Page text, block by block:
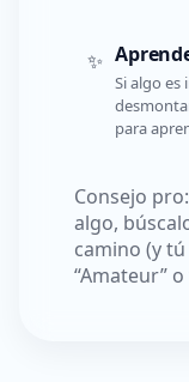
✨
Si algo es
para
Consejo
algo,
camino (y
“Amateur”